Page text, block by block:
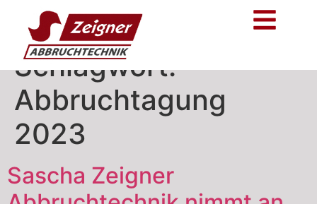
Schlagwort:
Abbruchtagung
2023
Sascha Zeigner